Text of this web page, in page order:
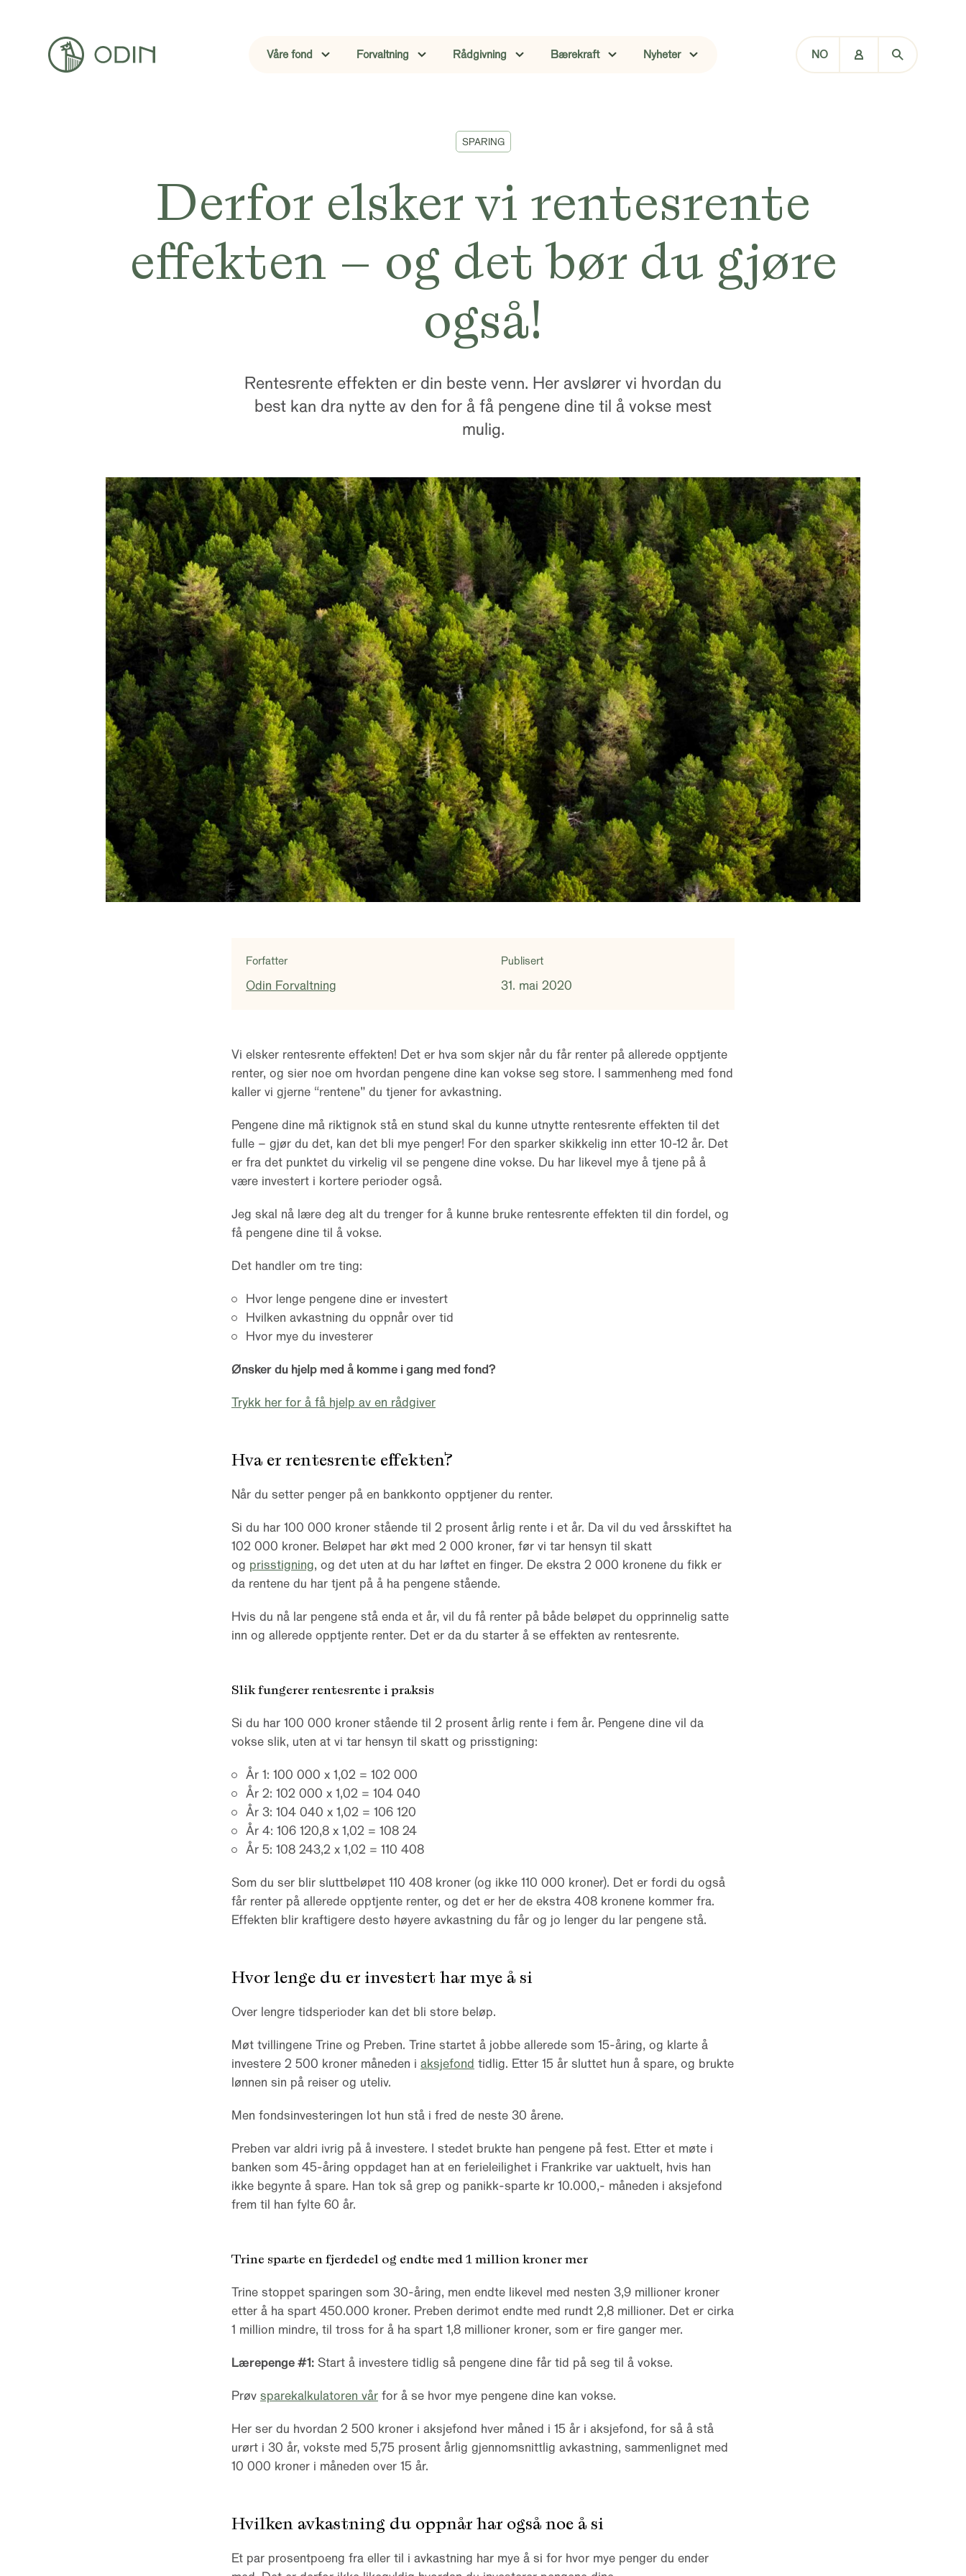
Våre fond Forvaltning Rådgivning Bærekraft Nyheter NO
SPARING
Derfor elsker vi rentesrente
effekten – og det bør du gjøre
også!
Rentesrente effekten er din beste venn. Her avslører vi hvordan du
best kan dra nytte av den for å få pengene dine til å vokse mest
mulig.
Forfatter
Odin Forvaltning
Publisert
31. mai 2020
Vi elsker rentesrente effekten! Det er hva som skjer når du får renter på allerede opptjente
renter, og sier noe om hvordan pengene dine kan vokse seg store. I sammenheng med fond
kaller vi gjerne “rentene” du tjener for avkastning.
Pengene dine må riktignok stå en stund skal du kunne utnytte rentesrente effekten til det
fulle – gjør du det, kan det bli mye penger! For den sparker skikkelig inn etter 10-12 år. Det
er fra det punktet du virkelig vil se pengene dine vokse. Du har likevel mye å tjene på å
være investert i kortere perioder også.
Jeg skal nå lære deg alt du trenger for å kunne bruke rentesrente effekten til din fordel, og
få pengene dine til å vokse.
Det handler om tre ting:
Hvor lenge pengene dine er investert
Hvilken avkastning du oppnår over tid
Hvor mye du investerer
Ønsker du hjelp med å komme i gang med fond?
Trykk her for å få hjelp av en rådgiver
Hva er rentesrente effekten?
Når du setter penger på en bankkonto opptjener du renter.
Si du har 100 000 kroner stående til 2 prosent årlig rente i et år. Da vil du ved årsskiftet ha
102 000 kroner. Beløpet har økt med 2 000 kroner, før vi tar hensyn til skatt
og prisstigning, og det uten at du har løftet en finger. De ekstra 2 000 kronene du fikk er
da rentene du har tjent på å ha pengene stående.
Hvis du nå lar pengene stå enda et år, vil du få renter på både beløpet du opprinnelig satte
inn og allerede opptjente renter. Det er da du starter å se effekten av rentesrente.
Slik fungerer rentesrente i praksis
Si du har 100 000 kroner stående til 2 prosent årlig rente i fem år. Pengene dine vil da
vokse slik, uten at vi tar hensyn til skatt og prisstigning:
År 1: 100 000 x 1,02 = 102 000
År 2: 102 000 x 1,02 = 104 040
År 3: 104 040 x 1,02 = 106 120
År 4: 106 120,8 x 1,02 = 108 24
År 5: 108 243,2 x 1,02 = 110 408
Som du ser blir sluttbeløpet 110 408 kroner (og ikke 110 000 kroner). Det er fordi du også
får renter på allerede opptjente renter, og det er her de ekstra 408 kronene kommer fra.
Effekten blir kraftigere desto høyere avkastning du får og jo lenger du lar pengene stå.
Hvor lenge du er investert har mye å si
Over lengre tidsperioder kan det bli store beløp.
Møt tvillingene Trine og Preben. Trine startet å jobbe allerede som 15-åring, og klarte å
investere 2 500 kroner måneden i aksjefond tidlig. Etter 15 år sluttet hun å spare, og brukte
lønnen sin på reiser og uteliv.
Men fondsinvesteringen lot hun stå i fred de neste 30 årene.
Preben var aldri ivrig på å investere. I stedet brukte han pengene på fest. Etter et møte i
banken som 45-åring oppdaget han at en ferieleilighet i Frankrike var uaktuelt, hvis han
ikke begynte å spare. Han tok så grep og panikk-sparte kr 10.000,- måneden i aksjefond
frem til han fylte 60 år.
Trine sparte en fjerdedel og endte med 1 million kroner mer
Trine stoppet sparingen som 30-åring, men endte likevel med nesten 3,9 millioner kroner
etter å ha spart 450.000 kroner. Preben derimot endte med rundt 2,8 millioner. Det er cirka
1 million mindre, til tross for å ha spart 1,8 millioner kroner, som er fire ganger mer.
Lærepenge #1: Start å investere tidlig så pengene dine får tid på seg til å vokse.
Prøv sparekalkulatoren vår for å se hvor mye pengene dine kan vokse.
Her ser du hvordan 2 500 kroner i aksjefond hver måned i 15 år i aksjefond, for så å stå
urørt i 30 år, vokste med 5,75 prosent årlig gjennomsnittlig avkastning, sammenlignet med
10 000 kroner i måneden over 15 år.
Hvilken avkastning du oppnår har også noe å si
Et par prosentpoeng fra eller til i avkastning har mye å si for hvor mye penger du ender